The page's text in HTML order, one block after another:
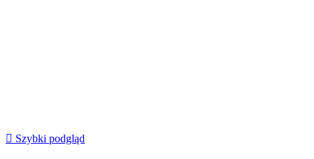
 Szybki podgląd